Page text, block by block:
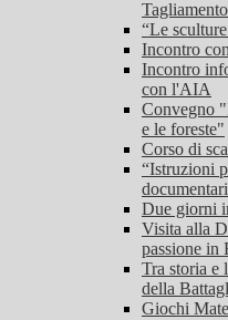
Tagliamento
“Le
Incontro
Incontro
con l'AIA
Convegno
e le foreste"
Corso di
“Istruzioni
Due giorni
Visita alla
passione in
Tra storia e
della
Giochi